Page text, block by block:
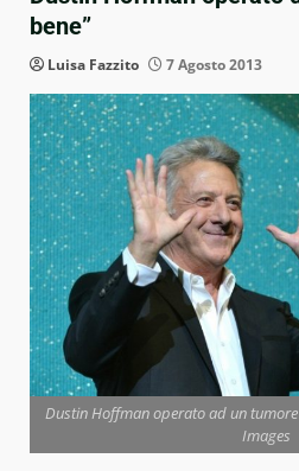
bene”
Luisa Fazzito 7 Agosto 2013
Dustin Hoffman operato ad un
Images